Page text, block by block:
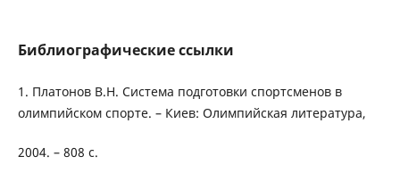
Библиографические ссылки
1. Платонов В.Н. Система подготовки спортсменов в
олимпийском спорте. – Киев: Олимпийская литература,
2004. – 808 с.